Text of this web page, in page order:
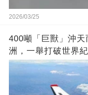
2026/03/25
400噸「巨獸」沖
洲，一舉打破世界